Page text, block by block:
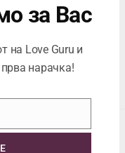
5/1 -5, 1000 Скопје,
за Вас
на Love Guru и
нарачка!